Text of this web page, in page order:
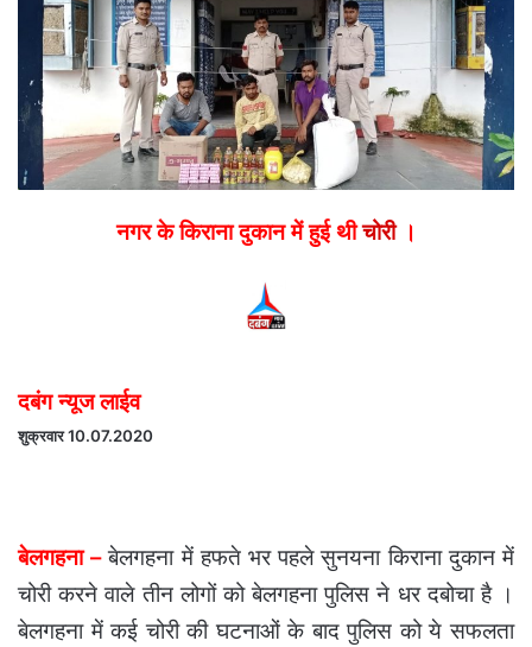
नगर के किराना दुकान में हुई थीचोरी।
दबंग न्यूज लाईव
शुक्रवार 10.07.2020
बेलगहना –बेलगहना में हफते भर पहले सुनयना किराना दुकान में
चोरी करने वाले तीन लोगों को बेलगहना पुलिस ने धर दबोचा है ।
बेलगहना में कई चोरी की घटनाओं के बाद पुलिस को ये सफलता